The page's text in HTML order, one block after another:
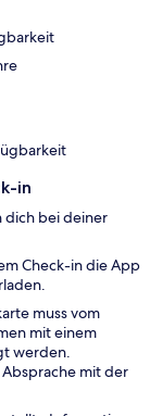
in
dich bei deiner
Check-in die App
muss vom
mit einem
werden.
mit der